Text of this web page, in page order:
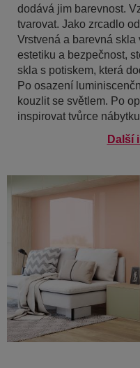
dodává jim barevnost.
tvarovat. Jako zrcadlo
Vrstvená a barevná
estetiku a bezpečnost,
skla s potiskem, která
Po osazení
kouzlit se světlem. Po
inspirovat tvůrce
Další